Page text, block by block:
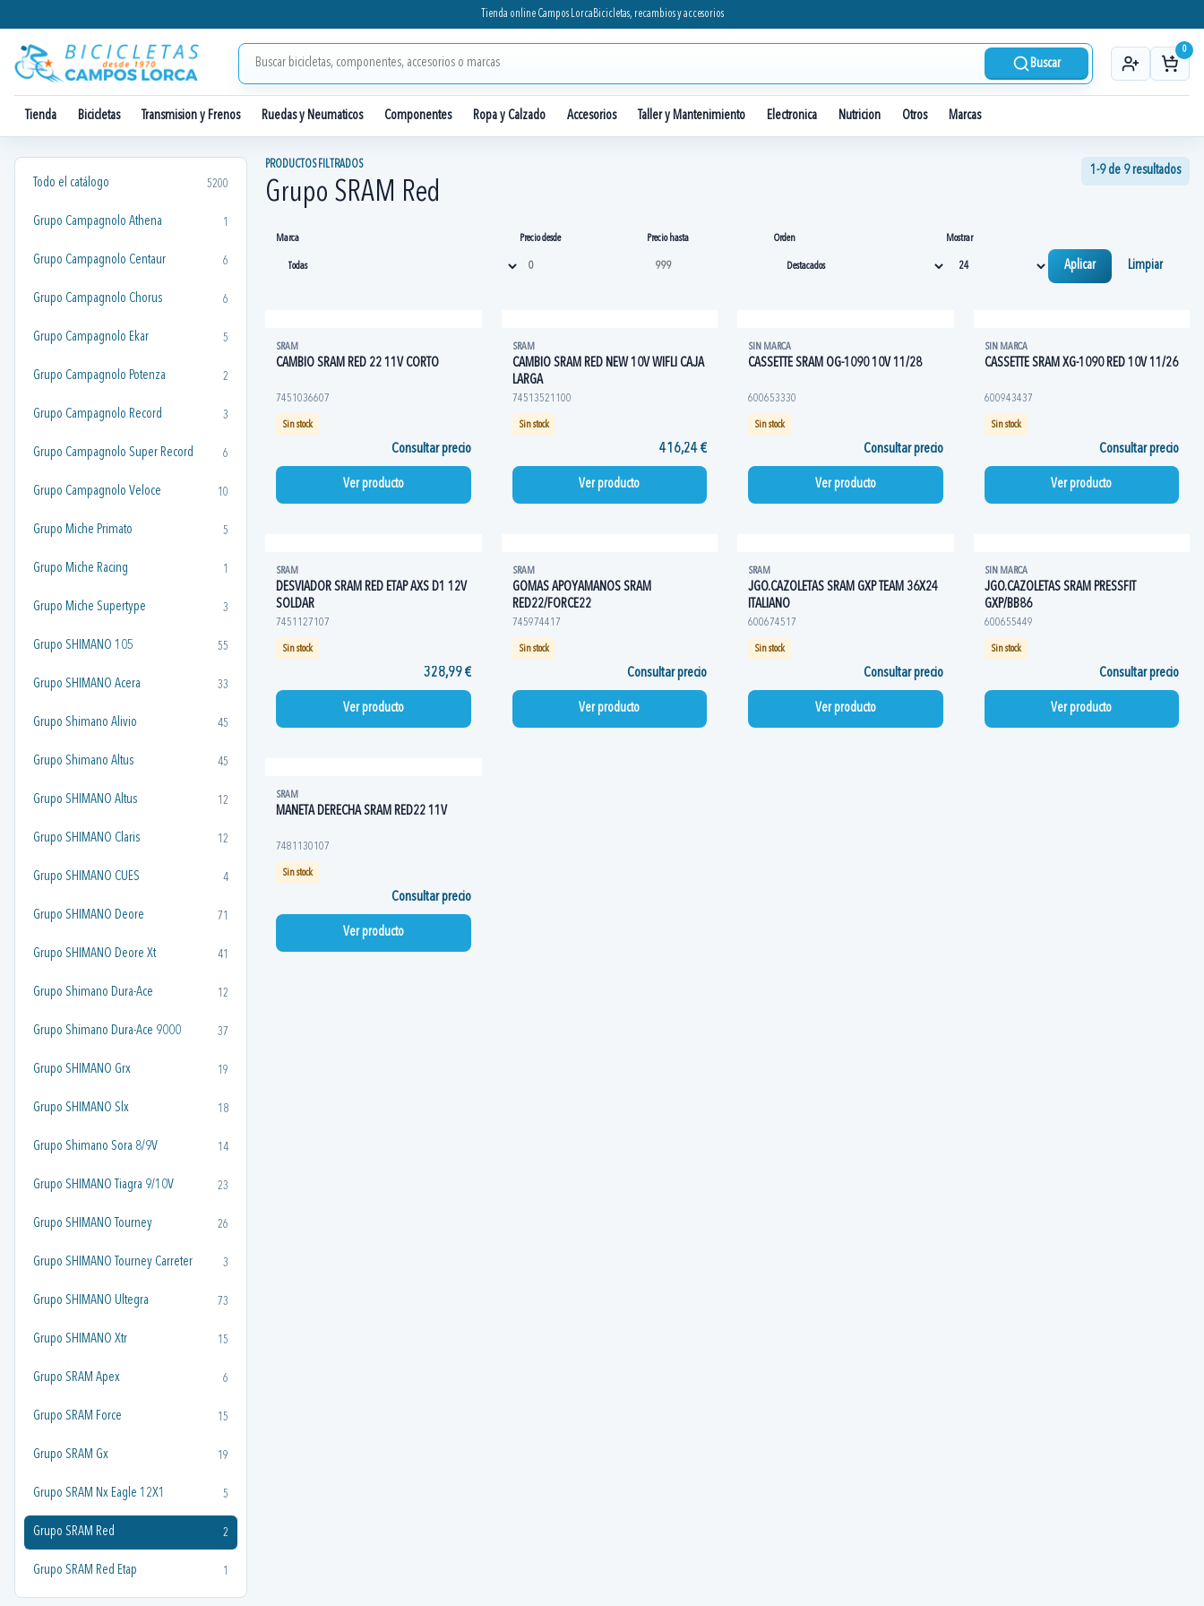
Tienda online Campos Lorca Bicicletas, recambios y accesorios
Buscar
0
Tienda Bicicletas Transmision y Frenos Ruedas y Neumaticos Componentes Ropa y Calzado Accesorios Taller y Mantenimiento Electronica Nutricion Otros Marcas
Todo el catálogo 5200
Grupo Campagnolo Athena 1
Grupo Campagnolo Centaur 6
Grupo Campagnolo Chorus 6
Grupo Campagnolo Ekar 5
Grupo Campagnolo Potenza 2
Grupo Campagnolo Record 3
Grupo Campagnolo Super Record 6
Grupo Campagnolo Veloce 10
Grupo Miche Primato 5
Grupo Miche Racing 1
Grupo Miche Supertype 3
Grupo SHIMANO 105 55
Grupo SHIMANO Acera 33
Grupo Shimano Alivio 45
Grupo Shimano Altus 45
Grupo SHIMANO Altus 12
Grupo SHIMANO Claris 12
Grupo SHIMANO CUES 4
Grupo SHIMANO Deore 71
Grupo SHIMANO Deore Xt 41
Grupo Shimano Dura-Ace 12
Grupo Shimano Dura-Ace 9000 37
Grupo SHIMANO Grx 19
Grupo SHIMANO Slx 18
Grupo Shimano Sora 8/9V 14
Grupo SHIMANO Tiagra 9/10V 23
Grupo SHIMANO Tourney 26
Grupo SHIMANO Tourney Carreter 3
Grupo SHIMANO Ultegra 73
Grupo SHIMANO Xtr 15
Grupo SRAM Apex 6
Grupo SRAM Force 15
Grupo SRAM Gx 19
Grupo SRAM Nx Eagle 12X1 5
Grupo SRAM Red 2
Grupo SRAM Red Etap 1
PRODUCTOS FILTRADOS
Grupo SRAM Red
1-9 de 9 resultados
Marca Precio desde Precio hasta Orden Mostrar
Aplicar Limpiar
SRAM
CAMBIO SRAM RED 22 11V CORTO
7451036607
Sin stock
Consultar precio
Ver producto
SRAM
CAMBIO SRAM RED NEW 10V WIFLI CAJA
LARGA
74513521100
Sin stock
416,24 €
Ver producto
SIN MARCA
CASSETTE SRAM OG-1090 10V 11/28
600653330
Sin stock
Consultar precio
Ver producto
SIN MARCA
CASSETTE SRAM XG-1090 RED 10V 11/26
600943437
Sin stock
Consultar precio
Ver producto
SRAM
DESVIADOR SRAM RED ETAP AXS D1 12V
SOLDAR
7451127107
Sin stock
328,99 €
Ver producto
SRAM
GOMAS APOYAMANOS SRAM
RED22/FORCE22
745974417
Sin stock
Consultar precio
Ver producto
SRAM
JGO.CAZOLETAS SRAM GXP TEAM 36X24
ITALIANO
600674517
Sin stock
Consultar precio
Ver producto
SIN MARCA
JGO.CAZOLETAS SRAM PRESSFIT
GXP/BB86
600655449
Sin stock
Consultar precio
Ver producto
SRAM
MANETA DERECHA SRAM RED22 11V
7481130107
Sin stock
Consultar precio
Ver producto